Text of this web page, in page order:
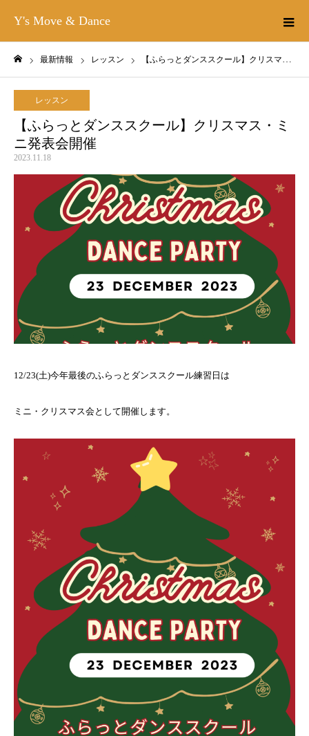
Y's Move & Dance
最新情報 レッスン 【ふらっとダンススクール】クリスマス・ミニ発表会開催
レッスン
【ふらっとダンススクール】クリスマス・ミ
ニ発表会開催
2023.11.18
12/23(土)今年最後のふらっとダンススクール練習日は
ミニ・クリスマス会として開催します。